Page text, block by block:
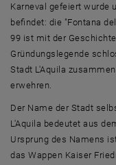
Karneval gefeiert wurde
befindet: die "Fontana
99 ist mit der
Gründungslegende
Stadt L'Aquila
erwehren.
Der Name der Stadt
L'Aquila bedeutet aus
Ursprung des Namens
das Wappen Kaiser